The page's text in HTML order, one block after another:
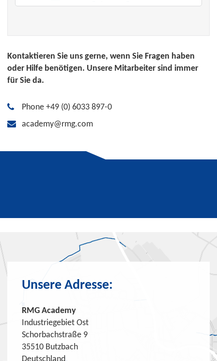
Kontaktieren Sie uns gerne, wenn Sie Fragen haben
oder Hilfe benötigen. Unsere Mitarbeiter sind immer
für Sie da.
Phone +49 (0) 6033 897-0
academy@rmg.com
Unsere Adresse:
RMG Academy
Industriegebiet Ost
Schorbachstraße 9
35510 Butzbach